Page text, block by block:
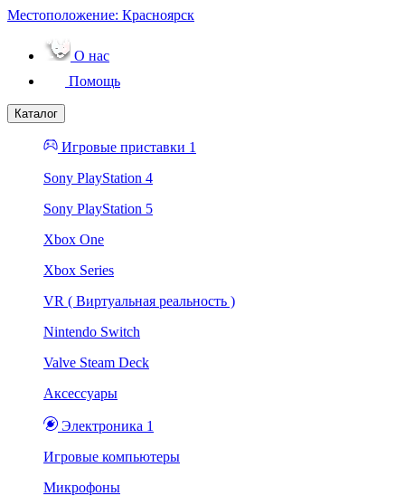
Местоположение: Красноярск
О нас
Помощь
Каталог
Игровые приставки 1
Sony PlayStation 4
Sony PlayStation 5
Xbox One
Xbox Series
VR ( Виртуальная реальность )
Nintendo Switch
Valve Steam Deck
Аксессуары
Электроника 1
Игровые компьютеры
Микрофоны